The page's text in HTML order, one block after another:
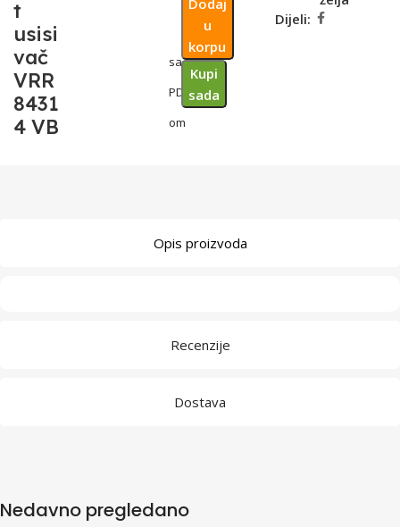
t
usisi
vač
VRR
8431
4 VB
sa
PDV-
om
Dodaj
u
korpu
Kupi
sada
Dijeli:
Opis proizvoda
Recenzije
Dostava
Nedavno pregledano